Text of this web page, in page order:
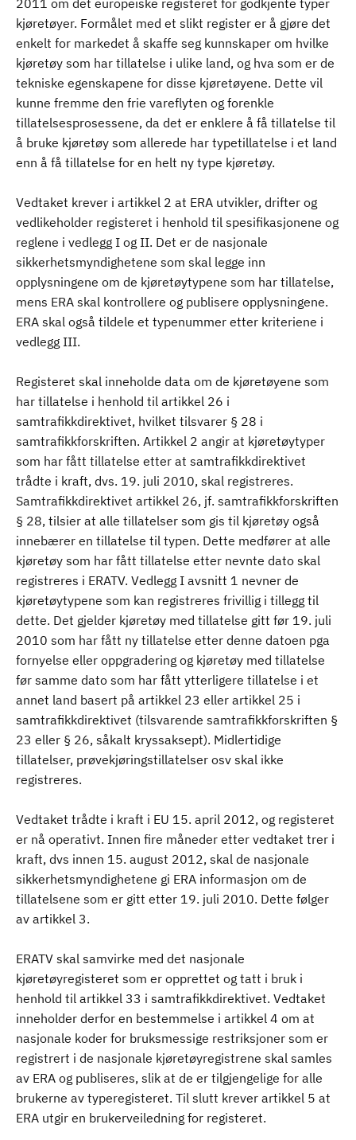
2011 om det europeiske registeret for godkjente typer
kjøretøyer. Formålet med et slikt register er å gjøre det
enkelt for markedet å skaffe seg kunnskaper om hvilke
kjøretøy som har tillatelse i ulike land, og hva som er de
tekniske egenskapene for disse kjøretøyene. Dette vil
kunne fremme den frie vareflyten og forenkle
tillatelsesprosessene, da det er enklere å få tillatelse til
å bruke kjøretøy som allerede har typetillatelse i et land
enn å få tillatelse for en helt ny type kjøretøy.
Vedtaket krever i artikkel 2 at ERA utvikler, drifter og
vedlikeholder registeret i henhold til spesifikasjonene og
reglene i vedlegg I og II. Det er de nasjonale
sikkerhetsmyndighetene som skal legge inn
opplysningene om de kjøretøytypene som har tillatelse,
mens ERA skal kontrollere og publisere opplysningene.
ERA skal også tildele et typenummer etter kriteriene i
vedlegg III.
Registeret skal inneholde data om de kjøretøyene som
har tillatelse i henhold til artikkel 26 i
samtrafikkdirektivet, hvilket tilsvarer § 28 i
samtrafikkforskriften. Artikkel 2 angir at kjøretøytyper
som har fått tillatelse etter at samtrafikkdirektivet
trådte i kraft, dvs. 19. juli 2010, skal registreres.
Samtrafikkdirektivet artikkel 26, jf. samtrafikkforskriften
§ 28, tilsier at alle tillatelser som gis til kjøretøy også
innebærer en tillatelse til typen. Dette medfører at alle
kjøretøy som har fått tillatelse etter nevnte dato skal
registreres i ERATV. Vedlegg I avsnitt 1 nevner de
kjøretøytypene som kan registreres frivillig i tillegg til
dette. Det gjelder kjøretøy med tillatelse gitt før 19. juli
2010 som har fått ny tillatelse etter denne datoen pga
fornyelse eller oppgradering og kjøretøy med tillatelse
før samme dato som har fått ytterligere tillatelse i et
annet land basert på artikkel 23 eller artikkel 25 i
samtrafikkdirektivet (tilsvarende samtrafikkforskriften §
23 eller § 26, såkalt kryssaksept). Midlertidige
tillatelser, prøvekjøringstillatelser osv skal ikke
registreres.
Vedtaket trådte i kraft i EU 15. april 2012, og registeret
er nå operativt. Innen fire måneder etter vedtaket trer i
kraft, dvs innen 15. august 2012, skal de nasjonale
sikkerhetsmyndighetene gi ERA informasjon om de
tillatelsene som er gitt etter 19. juli 2010. Dette følger
av artikkel 3.
ERATV skal samvirke med det nasjonale
kjøretøyregisteret som er opprettet og tatt i bruk i
henhold til artikkel 33 i samtrafikkdirektivet. Vedtaket
inneholder derfor en bestemmelse i artikkel 4 om at
nasjonale koder for bruksmessige restriksjoner som er
registrert i de nasjonale kjøretøyregistrene skal samles
av ERA og publiseres, slik at de er tilgjengelige for alle
brukerne av typeregisteret. Til slutt krever artikkel 5 at
ERA utgir en brukerveiledning for registeret.